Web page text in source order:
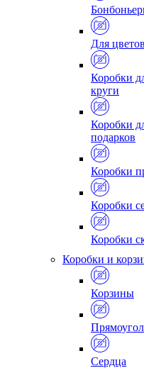
Для
Коробки
круги
Коробки
подарков
Коробки
Коробки
Коробки
Коробки и
Корзины
Сердца